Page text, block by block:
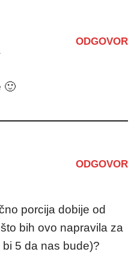
ODGOVOR
🙂
ODGOVOR
porcija dobije od
bih ovo napravila za
5 da nas bude)?